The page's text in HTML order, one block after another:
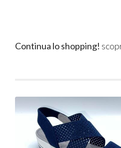
Continua lo shopping!